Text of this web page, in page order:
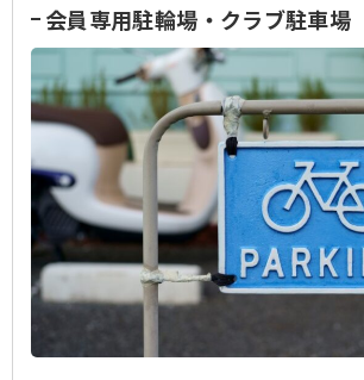
スタッフ常駐時間
平日
10：00～23：00
土日祝
10：00～21：00
セルフ利用時間
平日
23：00～10：00
21：00～10：00
※毎週木曜定休（水曜23
利用出来ません）
会員専用駐輪場・クラブ駐車場